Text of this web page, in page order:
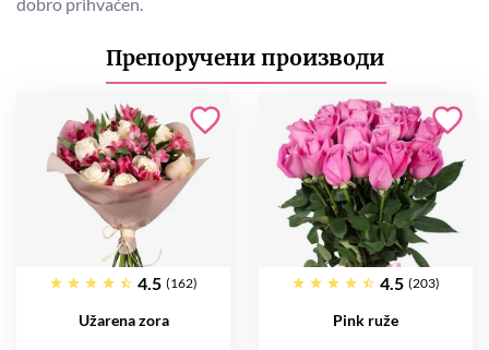
dobro prihvaćen.
Препоручени производи
4.5 (162)
Užarena zora
4.5 (203)
Pink ruže